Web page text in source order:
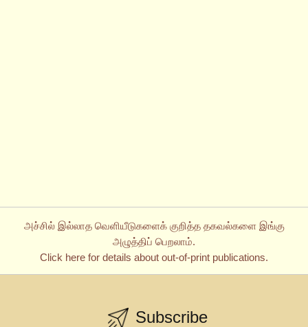
அச்சில் இல்லாத வெளியீடுகளைக் குறித்த தகவல்களை இங்கு
அழுத்திப் பெறலாம்.
Click here for details about out-of-print publications.
Subscribe